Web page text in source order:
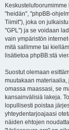
"heidän", "phpBB-
Tiimit"), joka on
"GPL") ja se voidaan
vain ympäristön
mitä sallimme tai
lisätietoa phpBB:stä
Suostut olemaan
muutakaan
omassa maassasi, se
kansainvälisiä lakeja.
lopullisesti poistaa
yhteydentarjoajaasi
näiden ehtojen